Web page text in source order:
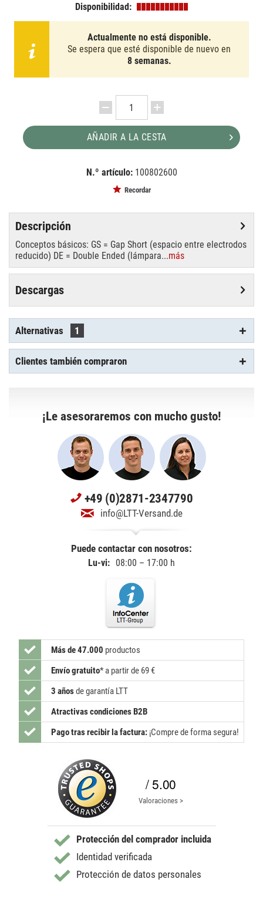
Disponibilidad:
Actualmente no está disponible.
Se espera que esté disponible de nuevo en
8 semanas.
AÑADIR A LA CESTA
N.º artículo: 100802600
Recordar
Descripción
Conceptos básicos: GS = Gap Short (espacio entre electrodos
reducido) DE = Double Ended (lámpara...más
Descargas
Alternativas 1
Clientes también compraron
¡Le asesoraremos con mucho gusto!
+49 (0)2871-2347790
info@LTT-Versand.de
Puede contactar con nosotros:
Lu-vi: 08:00 – 17:00 h
Más de 47.000 productos
Envío gratuito* a partir de 69 €
3 añosde garantía LTT
Atractivas condiciones B2B
Pago tras recibir la factura: ¡Compre de forma segura!
/ 5.00
Valoraciones >
Protección del comprador incluida
Identidad verificada
Protección de datos personales